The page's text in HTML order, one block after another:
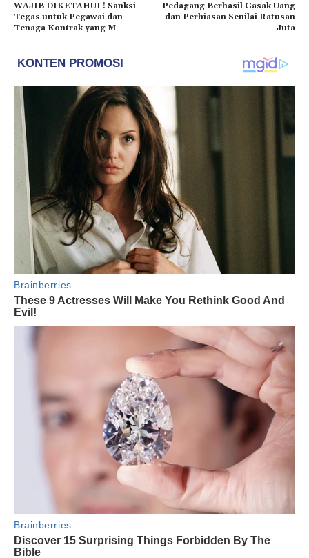
WAJIB DIKETAHUI ! Sanksi
Tegas untuk Pegawai dan
Tenaga Kontrak yang M
Pedagang Berhasil Gasak Uang
dan Perhiasan Senilai Ratusan
Juta